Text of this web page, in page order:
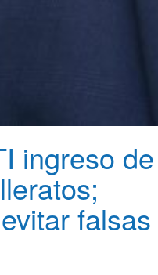
ingreso de
falsas